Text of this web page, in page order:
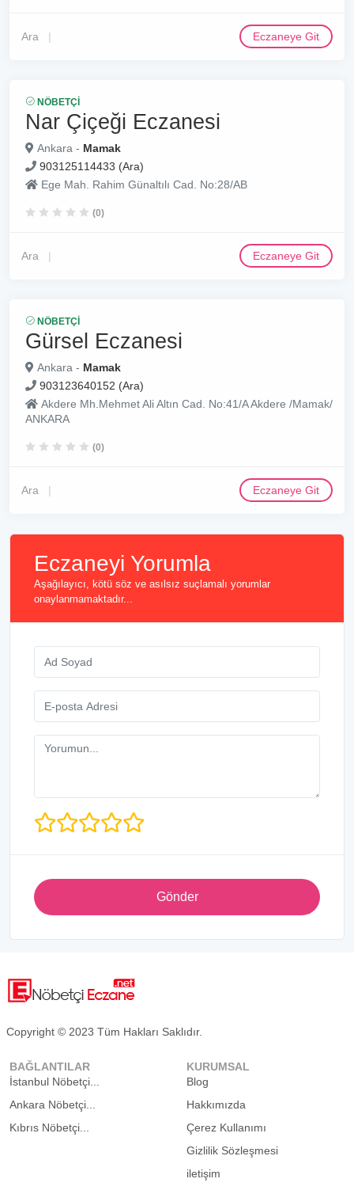
Ara Eczaneye Git
NÖBETÇI
Nar Çiçeği Eczanesi
Ankara - Mamak
903125114433 (Ara)
Ege Mah. Rahim Günaltılı Cad. No:28/AB
(0)
Ara Eczaneye Git
NÖBETÇI
Gürsel Eczanesi
Ankara - Mamak
903123640152 (Ara)
Akdere Mh.Mehmet Ali Altın Cad. No:41/A Akdere /Mamak/
ANKARA
(0)
Ara Eczaneye Git
Eczaneyi Yorumla
Aşağılayıcı, kötü söz ve asılsız suçlamalı yorumlar
onaylanmamaktadır...
Gönder
Copyright © 2023 Tüm Hakları Saklıdır.
BAĞLANTILAR
İstanbul Nöbetçi...
Ankara Nöbetçi...
Kıbrıs Nöbetçi...
KURUMSAL
Blog
Hakkımızda
Çerez Kullanımı
Gizlilik Sözleşmesi
iletişim